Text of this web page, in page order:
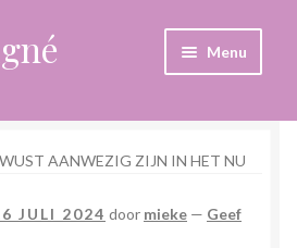
Menu
AANWEZIG ZIJN IN HET NU
JULI 2024 door mieke — Geef